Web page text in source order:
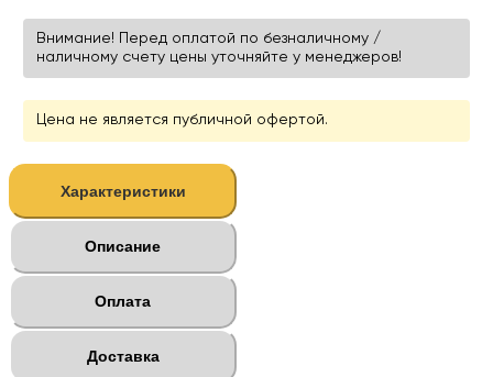
Внимание! Перед оплатой по безналичному /
наличному счету цены уточняйте у менеджеров!
Цена не является публичной офертой.
Характеристики
Описание
Оплата
Доставка